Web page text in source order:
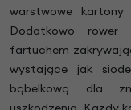
warstwowe
Dodatkowo rower
fartuchem
wystające jak
bąbelkową dla